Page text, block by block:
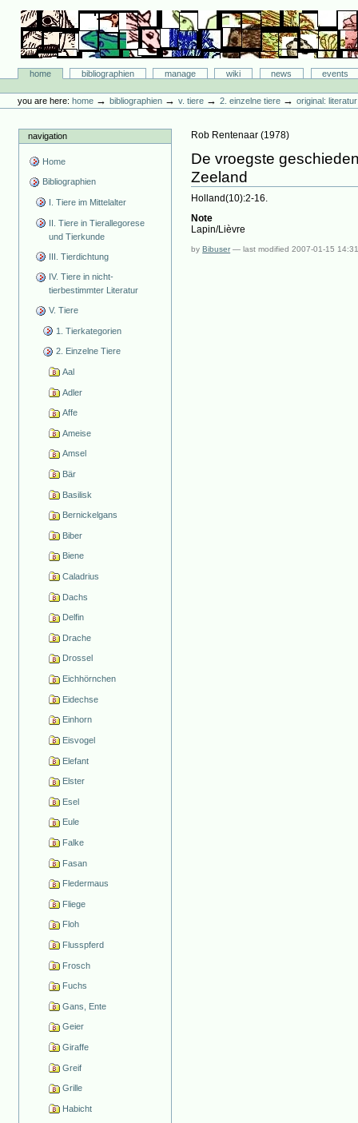
content.
navigation
Bibliographie-Portal
Sectionshome bibliographien manage wiki news
events
tools
you are here: home →bibliographien →v. tiere →2. einzelne tiere →original:
navigation
Home
Bibliographien
I. Tiere im Mittelalter
II. Tiere in Tierallegorese
und Tierkunde
III. Tierdichtung
IV. Tiere in nicht-
tierbestimmter Literatur
V. Tiere
1. Tierkategorien
2. Einzelne Tiere
Aal
Adler
Affe
Ameise
Amsel
Bär
Basilisk
Bernickelgans
Biber
Biene
Caladrius
Dachs
Delfin
Drache
Drossel
Eichhörnchen
Eidechse
Einhorn
Eisvogel
Elefant
Elster
Esel
Eule
Falke
Fasan
Fledermaus
Fliege
Floh
Flusspferd
Frosch
Fuchs
Gans, Ente
Geier
Giraffe
Greif
Grille
Habicht
Rob Rentenaar (1978)
De vroegste
Zeeland
Holland(10):2-16.
Note
Lapin/Lièvre
byBibuser —last modified2007-01-15